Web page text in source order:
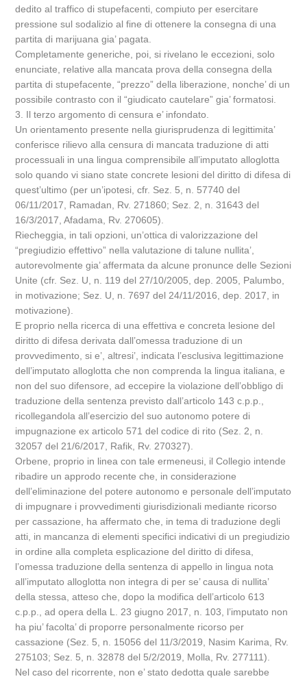
dedito al traffico di stupefacenti, compiuto per esercitare
pressione sul sodalizio al fine di ottenere la consegna di una
partita di marijuana gia’ pagata.
Completamente generiche, poi, si rivelano le eccezioni, solo
enunciate, relative alla mancata prova della consegna della
partita di stupefacente, “prezzo” della liberazione, nonche’ di un
possibile contrasto con il “giudicato cautelare” gia’ formatosi.
3. Il terzo argomento di censura e’ infondato.
Un orientamento presente nella giurisprudenza di legittimita’
conferisce rilievo alla censura di mancata traduzione di atti
processuali in una lingua comprensibile all’imputato alloglotta
solo quando vi siano state concrete lesioni del diritto di difesa di
quest’ultimo (per un’ipotesi, cfr. Sez. 5, n. 57740 del
06/11/2017, Ramadan, Rv. 271860; Sez. 2, n. 31643 del
16/3/2017, Afadama, Rv. 270605).
Riecheggia, in tali opzioni, un’ottica di valorizzazione del
“pregiudizio effettivo” nella valutazione di talune nullita’,
autorevolmente gia’ affermata da alcune pronunce delle Sezioni
Unite (cfr. Sez. U, n. 119 del 27/10/2005, dep. 2005, Palumbo,
in motivazione; Sez. U, n. 7697 del 24/11/2016, dep. 2017, in
motivazione).
E proprio nella ricerca di una effettiva e concreta lesione del
diritto di difesa derivata dall’omessa traduzione di un
provvedimento, si e’, altresi’, indicata l’esclusiva legittimazione
dell’imputato alloglotta che non comprenda la lingua italiana, e
non del suo difensore, ad eccepire la violazione dell’obbligo di
traduzione della sentenza previsto dall’articolo 143 c.p.p.,
ricollegandola all’esercizio del suo autonomo potere di
impugnazione ex articolo 571 del codice di rito (Sez. 2, n.
32057 del 21/6/2017, Rafik, Rv. 270327).
Orbene, proprio in linea con tale ermeneusi, il Collegio intende
ribadire un approdo recente che, in considerazione
dell’eliminazione del potere autonomo e personale dell’imputato
di impugnare i provvedimenti giurisdizionali mediante ricorso
per cassazione, ha affermato che, in tema di traduzione degli
atti, in mancanza di elementi specifici indicativi di un pregiudizio
in ordine alla completa esplicazione del diritto di difesa,
l’omessa traduzione della sentenza di appello in lingua nota
all’imputato alloglotta non integra di per se’ causa di nullita’
della stessa, atteso che, dopo la modifica dell’articolo 613
c.p.p., ad opera della L. 23 giugno 2017, n. 103, l’imputato non
ha piu’ facolta’ di proporre personalmente ricorso per
cassazione (Sez. 5, n. 15056 del 11/3/2019, Nasim Karima, Rv.
275103; Sez. 5, n. 32878 del 5/2/2019, Molla, Rv. 277111).
Nel caso del ricorrente, non e’ stato dedotta quale sarebbe